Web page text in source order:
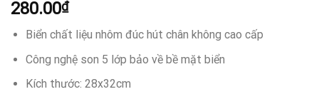
280.00₫
Biển chất liệu nhôm đúc hút chân không cao cấp
Công nghệ son 5 lớp bảo về bề mặt biển
Kích thước: 28x32cm